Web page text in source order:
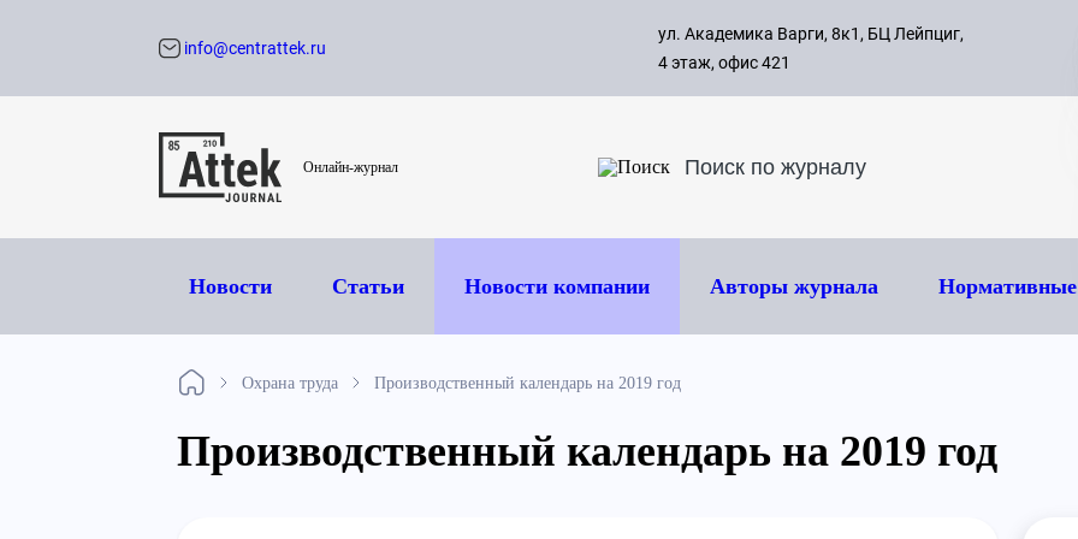
с 09:00
8 495
info@centrattek.ru
ул. Академика Варги, 8к1, БЦ Лейпциг,
4 этаж, офис 421
Онлайн-журнал
Новости Статьи Новости компании Авторы журнала
Охрана труда Производственный календарь на 2019 год
Производственный календарь на 2019 год